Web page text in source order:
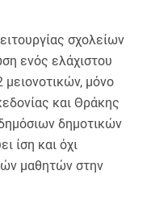
σχολείων
ενός ελάχιστου
μόνο
και Θράκης
δημοτικών
ίση και όχι
μαθητών στην